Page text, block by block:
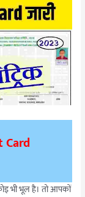
भी भूल है। तो आपकों